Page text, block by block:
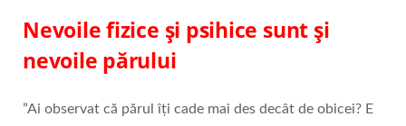
Nevoile fizice și psihice sunt și
nevoile părului
”Ai observat că părul îți cade mai des decât de obicei? E